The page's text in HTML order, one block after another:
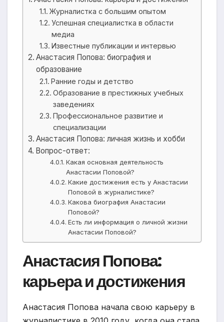
Журналистка с большим опытом
Успешная специалистка в области
медиа
Известные публикации и интервью
Анастасия Попова: биография и
образование
Ранние годы и детство
Образование в престижных учебных
заведениях
Профессиональное развитие и
специализации
Анастасия Попова: личная жизнь и хобби
Вопрос-ответ:
Какая основная деятельность
Анастасии Поповой?
Какие достижения есть у Анастасии
Поповой в журналистике?
Какова биография Анастасии
Поповой?
Есть ли информация о личной жизни
Анастасии Поповой?
Анастасия Попова:
карьера и достижения
Анастасия Попова начала свою карьеру в